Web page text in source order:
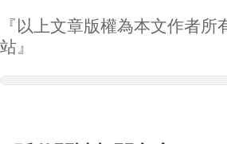
『以上文章版權為本文作者
站』